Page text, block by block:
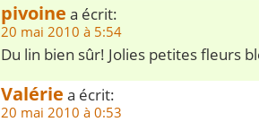
pivoine a écrit:
20 mai 2010 à 5:54
Du lin bien sûr! Jolies petites fleurs
Valérie a écrit:
20 mai 2010 à 0:53